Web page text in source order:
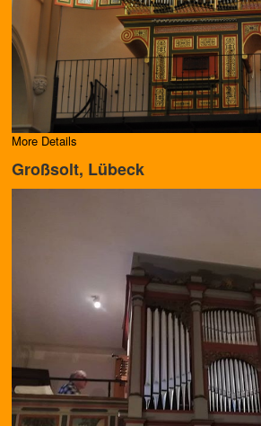
More Details
Großsolt, Lübeck